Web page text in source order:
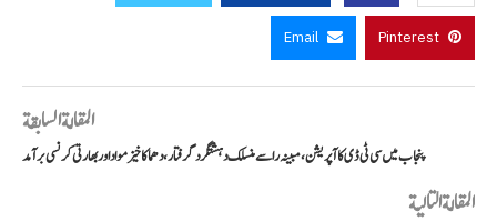
Pinterest
Email
المقالة السابقة
پنجاب میں سی ٹی ڈی کا آپریشن، مبینہ را سے منسلک دہشتگرد گرفتار، دھماکا خیز مواد اور بھارتی کرنسی برآمد
المقالة التالية